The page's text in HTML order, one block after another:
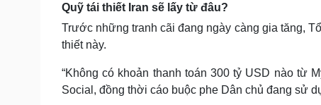
Quỹ tái thiết Iran sẽ lấy từ đâu?
Trước những tranh cãi đang ngày càng gia tăng,
thiết này.
“Không có khoản thanh toán 300 tỷ USD nào từ
Social, đồng thời cáo buộc phe Dân chủ đang sử